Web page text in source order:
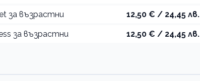
за възрастни 12,50 € / 24,45 лв.
за възрастни 12,50 € / 24,45 лв.